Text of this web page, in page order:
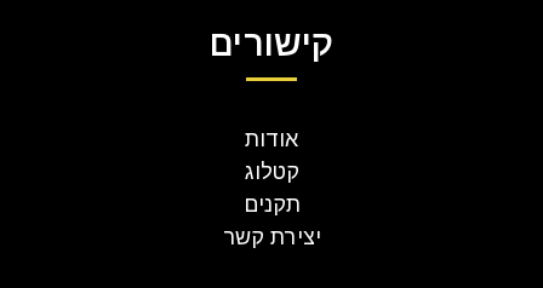
קישורים
אודות
קטלוג
תקנים
יצירת קשר